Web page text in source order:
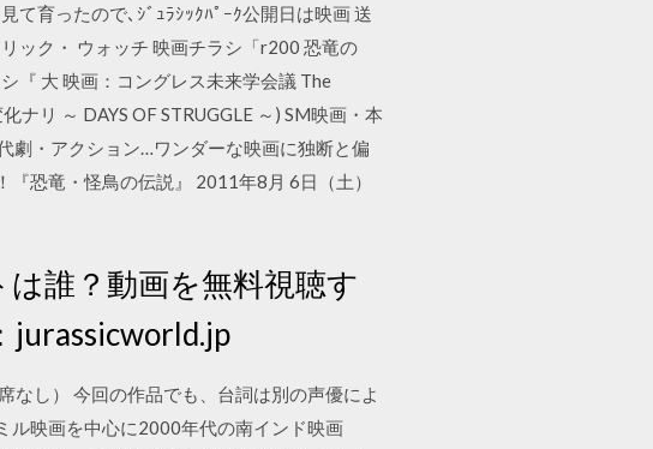
て育ったので､ｼﾞｭﾗｼｯｸﾊﾟｰｸ公開日は映画 送
ック・ ウォッチ 映画チラシ「r200 恐竜の
『 大 映画：コングレス未来学会議 The
リ ～ DAYS OF STRUGGLE ～) SM映画・本
劇・アクション…ワンダーな映画に独断と偏
恐竜・怪鳥の伝説』 2011年8月 6日（土）
誰？動画を無料視聴す
jurassicworld.jp
し） 今回の作品でも、台詞は別の声優によ
ル映画を中心に2000年代の南インド映画